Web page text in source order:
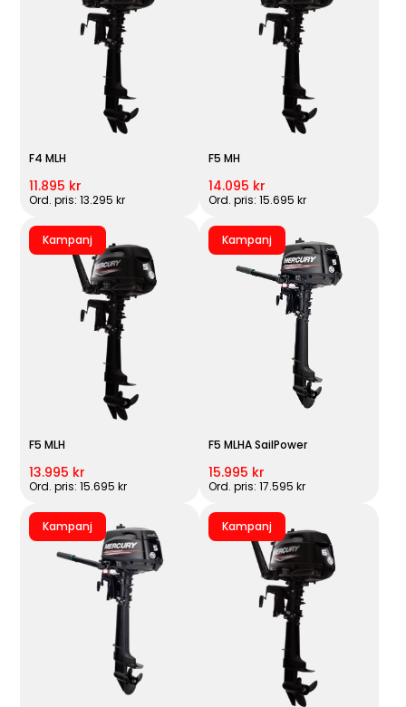
F4 MLH
11.895 kr
Ord. pris: 13.295 kr
F5 MH
14.095 kr
Ord. pris: 15.695 kr
Kampanj
F5 MLH
13.995 kr
Ord. pris: 15.695 kr
Kampanj
F5 MLHA SailPower
15.995 kr
Ord. pris: 17.595 kr
Kampanj Kampanj